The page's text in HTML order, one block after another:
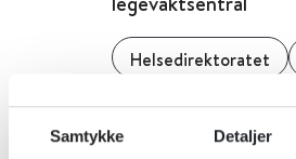
Samtykke Detaljer
Helsedirektoratet